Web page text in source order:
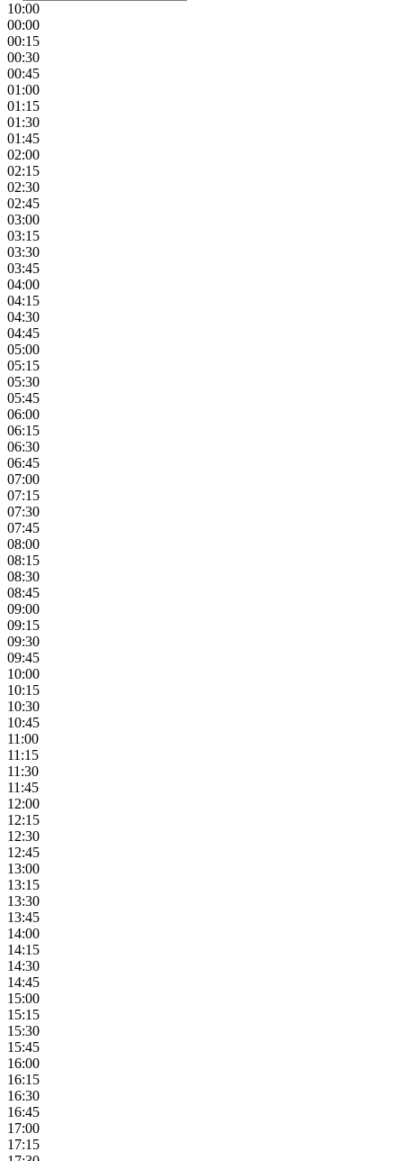
10:00
00:00
00:15
00:30
00:45
01:00
01:15
01:30
01:45
02:00
02:15
02:30
02:45
03:00
03:15
03:30
03:45
04:00
04:15
04:30
04:45
05:00
05:15
05:30
05:45
06:00
06:15
06:30
06:45
07:00
07:15
07:30
07:45
08:00
08:15
08:30
08:45
09:00
09:15
09:30
09:45
10:00
10:15
10:30
10:45
11:00
11:15
11:30
11:45
12:00
12:15
12:30
12:45
13:00
13:15
13:30
13:45
14:00
14:15
14:30
14:45
15:00
15:15
15:30
15:45
16:00
16:15
16:30
16:45
17:00
17:15